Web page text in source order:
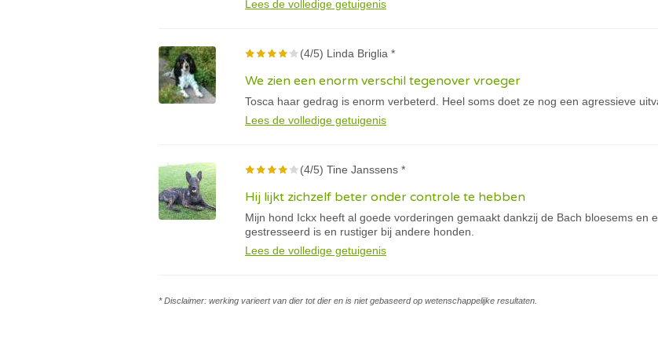
Lees de volledige getuigenis
(4/5) Linda Briglia *
We zien een enorm verschil tegenover vroeger
Tosca haar gedrag is enorm verbeterd. Heel soms doet ze nog een agressieve
Lees de volledige getuigenis
(4/5) Tine Janssens *
Hij lijkt zichzelf beter onder controle te hebben
Mijn hond Ickx heeft al goede vorderingen gemaakt dankzij de Bach bloesems en
gestresseerd is en rustiger bij andere honden.
Lees de volledige getuigenis
* Disclaimer: werking varieert van dier tot dier en is niet gebaseerd op wetenschappelijke resultaten.